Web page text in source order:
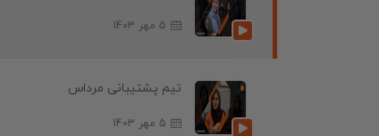
5 مهر 1403
تیم پشتیبانی مرداس
5 مهر 1403